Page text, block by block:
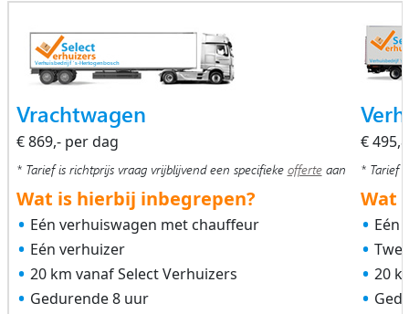
Vrachtwagen
€ 869,- per dag
* Tarief is richtprijs vraag vrijblijvend een specifieke offerteaan
Wat is hierbij inbegrepen?
Eén verhuiswagen met chauffeur
Eén verhuizer
20 km vanaf Select Verhuizers
Gedurende 8 uur
€
* Tarief
Wat
Eén
20